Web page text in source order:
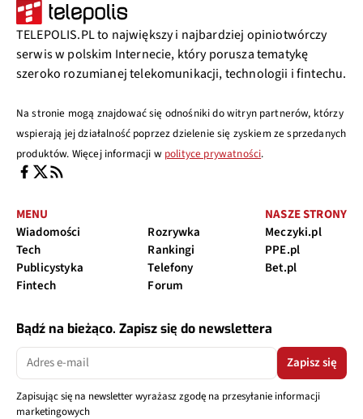
TELEPOLIS.PL to największy i najbardziej opiniotwórczy
serwis w polskim Internecie, który porusza tematykę
szeroko rozumianej telekomunikacji, technologii i fintechu.
Na stronie mogą znajdować się odnośniki do witryn partnerów, którzy
wspierają jej działalność poprzez dzielenie się zyskiem ze sprzedanych
produktów. Więcej informacji w polityce prywatności.
MENU
Wiadomości
Tech
Publicystyka
Fintech
Rozrywka
Rankingi
Telefony
Forum
NASZE STRONY
Meczyki.pl
PPE.pl
Bet.pl
Bądź na bieżąco. Zapisz się do newslettera
Zapisz się
Zapisując się na newsletter wyrażasz zgodę na przesyłanie informacji
marketingowych